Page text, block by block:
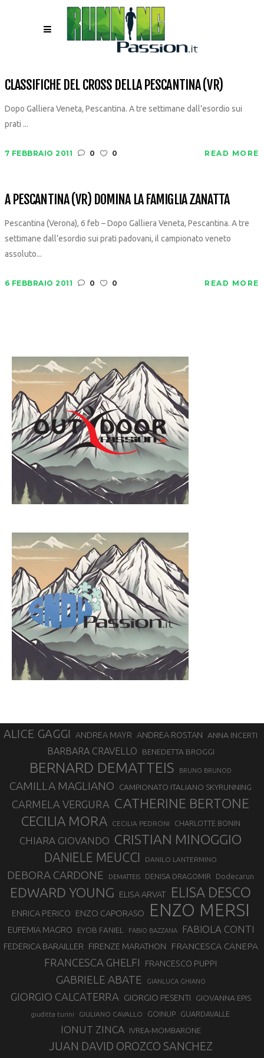
CLASSIFICHE DEL CROSS DELLA PESCANTINA (VR)
Dopo Galliera Veneta, Pescantina. A tre settimane dall’esordio sui
prati ...
7 FEBBRAIO 2011 0 0 READ MORE
A PESCANTINA (VR) DOMINA LA FAMIGLIA ZANATTA
Pescantina (Verona), 6 feb – Dopo Galliera Veneta, Pescantina. A tre
settimane dall’esordio sui prati padovani, il campionato veneto
assoluto...
6 FEBBRAIO 2011 0 0 READ MORE
ALICE GAGGI ANDREA MAYR ANDREA ROSTAN ANNA INCERTI
BARBARA CRAVELLO BENEDETTA BROGGI
BERNARD DEMATTEIS BRUNO BRUNOD
CAMILLA MAGLIANO CAMPIONATO ITALIANO SKYRUNNING
CARMELA VERGURA CATHERINE BERTONE
CECILIA MORA CECILIA PEDRONI CHARLOTTE BONIN
CHIARA GIOVANDO CRISTIAN MINOGGIO
DANIELE MEUCCI DANILO LANTERMINO
DEBORA CARDONE DEMATTEIS DENISA DRAGOMIR Dodecarun
EDWARD YOUNG ELISA ARVAT ELISA DESCO
ENRICA PERICO ENZO CAPORASO ENZO MERSI
EUFEMIA MAGRO EYOB FANIEL FABIO BAZZANA FABIOLA CONTI
FEDERICA BARAILLER FIRENZE MARATHON FRANCESCA CANEPA
FRANCESCA GHELFI FRANCESCO PUPPI
GABRIELE ABATE GIANLUCA GHIANO
GIORGIO CALCATERRA GIORGIO PESENTI GIOVANNA EPIS
giuditta turini GIULIANO CAVALLO GOINUP GUARDAVALLE
IONUT ZINCA IVREA-MOMBARONE
JUAN DAVID OROZCO SANCHEZ